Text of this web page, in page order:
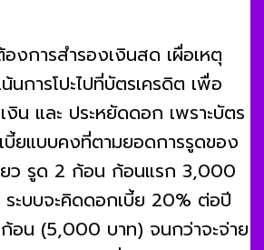
งการสำรองเงินสด เผื่อเหตุ
นการโปะไปที่บัตรเครดิต เพื่อ
งิน และ ประหยัดดอก เพราะบัตร
ยแบบคงที่ตามยอดการรูดของ
ยว รูด 2 ก้อน ก้อนแรก 3,000
บบจะคิดดอกเบี้ย 20% ต่อปี
อน (5,000 บาท) จนกว่าจะจ่าย